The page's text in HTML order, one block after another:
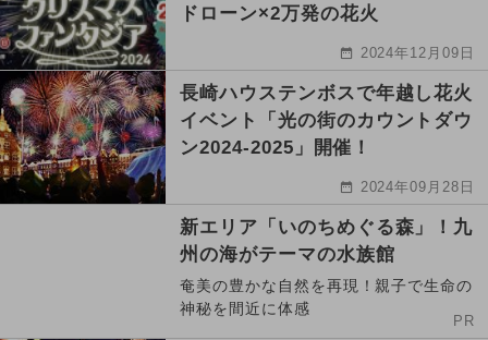
ドローン×2万発の花火
2024年12月09日
長崎ハウステンボスで年越し花火
イベント「光の街のカウントダウ
ン2024-2025」開催！
2024年09月28日
新エリア「いのちめぐる森」！九
州の海がテーマの水族館
奄美の豊かな自然を再現！親子で生命の
神秘を間近に体感
PR